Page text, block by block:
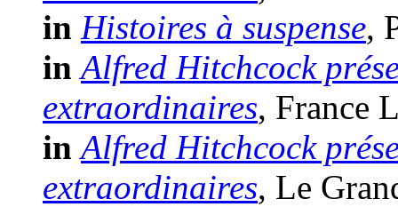
in Histoires à suspense,
in Alfred Hitchcock
extraordinaires, France
in Alfred Hitchcock
extraordinaires, Le